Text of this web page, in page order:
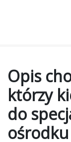
Opis
którzy
do